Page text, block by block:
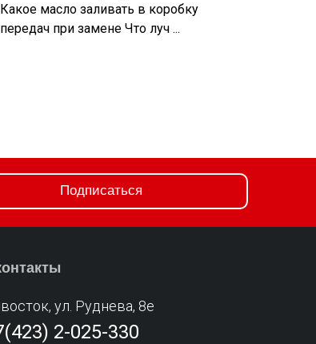
Какое масло заливать в коробку
передач при замене Что луч ...
Подписаться
ул. Руднева, 8е
2-025-330